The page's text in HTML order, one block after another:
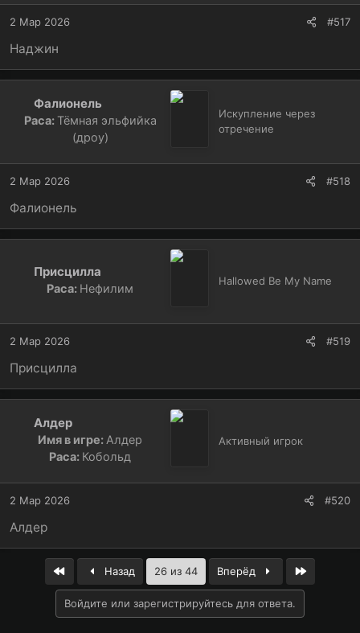
2 Мар 2026 #517
Наджин
Фалионель
Раса: Тёмная эльфийка
(дроу)
Искупление через
отречение
2 Мар 2026 #518
Фалионель
Присцилла
Раса: Нефилим
Hallowed Be My Name
2 Мар 2026 #519
Присцилла
Алдер
Имя в игре:Алдер
Раса: Кобольд
Активный игрок
2 Мар 2026 #520
Алдер
Назад 26 из 44 Вперёд
Войдите или зарегистрируйтесь для ответа.